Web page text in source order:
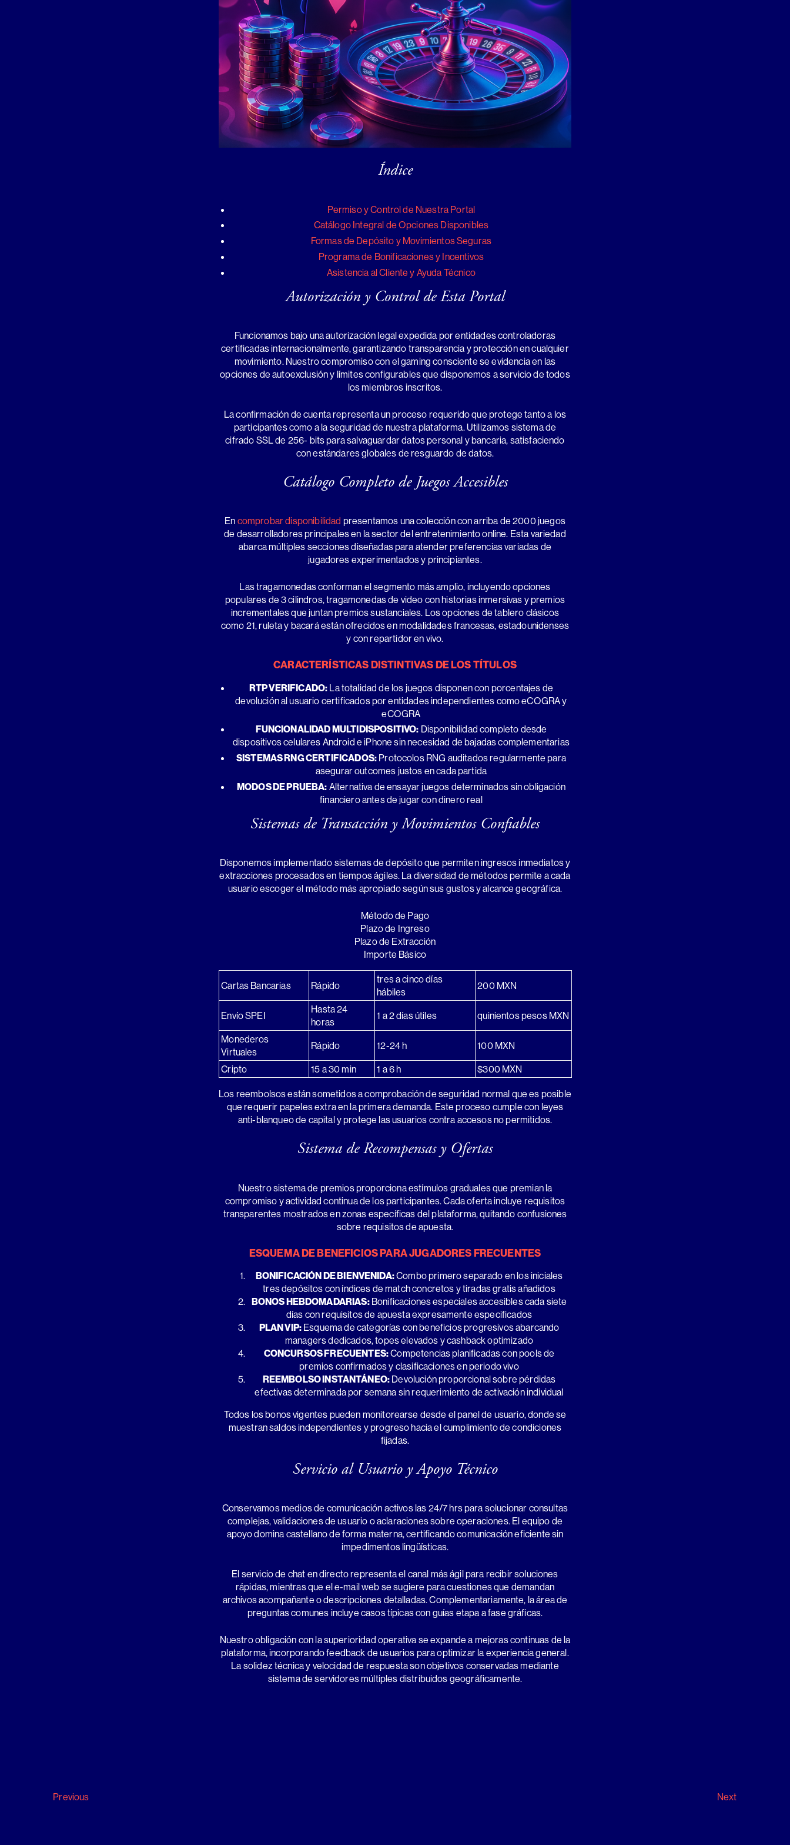
Índice
Permiso y Control de Nuestra Portal
Catálogo Integral de Opciones Disponibles
Formas de Depósito y Movimientos Seguras
Programa de Bonificaciones y Incentivos
Asistencia al Cliente y Ayuda Técnico
Autorización y Control de Esta Portal
Funcionamos bajo una autorización legal expedida por entidades controladoras
certificadas internacionalmente, garantizando transparencia y protección en cualquier
movimiento. Nuestro compromiso con el gaming consciente se evidencia en las
opciones de autoexclusión y límites configurables que disponemos a servicio de todos
los miembros inscritos.
La confirmación de cuenta representa un proceso requerido que protege tanto a los
participantes como a la seguridad de nuestra plataforma. Utilizamos sistema de
cifrado SSL de 256- bits para salvaguardar datos personal y bancaria, satisfaciendo
con estándares globales de resguardo de datos.
Catálogo Completo de Juegos Accesibles
En comprobar disponibilidad presentamos una colección con arriba de 2000 juegos
de desarrolladores principales en la sector del entretenimiento online. Esta variedad
abarca múltiples secciones diseñadas para atender preferencias variadas de
jugadores experimentados y principiantes.
Las tragamonedas conforman el segmento más amplio, incluyendo opciones
populares de 3 cilindros, tragamonedas de video con historias inmersivas y premios
incrementales que juntan premios sustanciales. Los opciones de tablero clásicos
como 21, ruleta y bacará están ofrecidos en modalidades francesas, estadounidenses
y con repartidor en vivo.
CARACTERÍSTICAS DISTINTIVAS DE LOS TÍTULOS
RTP VERIFICADO: La totalidad de los juegos disponen con porcentajes de
devolución al usuario certificados por entidades independientes como eCOGRA y
eCOGRA
FUNCIONALIDAD MULTIDISPOSITIVO: Disponibilidad completo desde
dispositivos celulares Android e iPhone sin necesidad de bajadas complementarias
SISTEMAS RNG CERTIFICADOS: Protocolos RNG auditados regularmente para
asegurar outcomes justos en cada partida
MODOS DE PRUEBA: Alternativa de ensayar juegos determinados sin obligación
financiero antes de jugar con dinero real
Sistemas de Transacción y Movimientos Confiables
Disponemos implementado sistemas de depósito que permiten ingresos inmediatos y
extracciones procesados en tiempos ágiles. La diversidad de métodos permite a cada
usuario escoger el método más apropiado según sus gustos y alcance geográfica.
Método de Pago
Plazo de Ingreso
Plazo de Extracción
Importe Básico
Cartas Bancarias Rápido
tres a cinco días
hábiles
200 MXN
Envío SPEI
Hasta 24
horas
1 a 2 días útiles
quinientos pesos MXN
Monederos
Virtuales
Rápido 12-24 h
100 MXN
Cripto
15 a 30 min 1 a 6 h $300 MXN
Los reembolsos están sometidos a comprobación de seguridad normal que es posible
que requerir papeles extra en la primera demanda. Este proceso cumple con leyes
anti-blanqueo de capital y protege las usuarios contra accesos no permitidos.
Sistema de Recompensas y Ofertas
Nuestro sistema de premios proporciona estímulos graduales que premian la
compromiso y actividad continua de los participantes. Cada oferta incluye requisitos
transparentes mostrados en zonas específicas del plataforma, quitando confusiones
sobre requisitos de apuesta.
ESQUEMA DE BENEFICIOS PARA JUGADORES FRECUENTES
BONIFICACIÓN DE BIENVENIDA:Combo primero separado en los iniciales
tres depósitos con índices de match concretos y tiradas gratis añadidos
BONOS HEBDOMADARIAS:Bonificaciones especiales accesibles cada siete
días con requisitos de apuesta expresamente especificados
PLAN VIP: Esquema de categorías con beneficios progresivos abarcando
managers dedicados, topes elevados y cashback optimizado
CONCURSOS FRECUENTES:Competencias planificadas con pools de
premios confirmados y clasificaciones en periodo vivo
REEMBOLSO INSTANTÁNEO: Devolución proporcional sobre pérdidas
efectivas determinada por semana sin requerimiento de activación individual
Todos los bonos vigentes pueden monitorearse desde el panel de usuario, donde se
muestran saldos independientes y progreso hacia el cumplimiento de condiciones
fijadas.
Servicio al Usuario y Apoyo Técnico
Conservamos medios de comunicación activos las 24/7 hrs para solucionar consultas
complejas, validaciones de usuario o aclaraciones sobre operaciones. El equipo de
apoyo domina castellano de forma materna, certificando comunicación eficiente sin
impedimentos lingüísticas.
El servicio de chat en directo representa el canal más ágil para recibir soluciones
rápidas, mientras que el e-mail web se sugiere para cuestiones que demandan
archivos acompañante o descripciones detalladas. Complementariamente, la área de
preguntas comunes incluye casos típicas con guías etapa a fase gráficas.
Nuestro obligación con la superioridad operativa se expande a mejoras continuas de la
plataforma, incorporando feedback de usuarios para optimizar la experiencia general.
La solidez técnica y velocidad de respuesta son objetivos conservadas mediante
sistema de servidores múltiples distribuidos geográficamente.
Post
Previous Next